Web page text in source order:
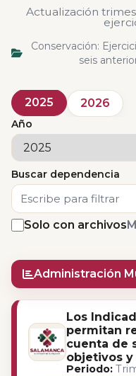
Actualización
Conservación:
seis
2025 2026
Año
Buscar dependencia
Solo con archivos
Administración
Los
permitan
cuenta de
objetivos
Periodo: